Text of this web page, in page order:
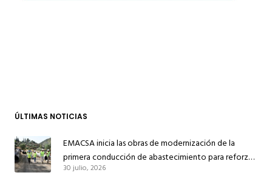
ÚLTIMAS NOTICIAS
EMACSA inicia las obras de modernización de la
primera conducción de abastecimiento para reforzar
el suministro de agua de Córdoba
30 julio, 2026